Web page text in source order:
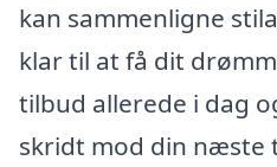
kan sammenligne
klar til at få dit
tilbud allerede i dag
skridt mod din næste